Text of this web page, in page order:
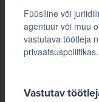
Füüsiline või
agentuur või muu
vastutava töötleja
privaatsuspoliitikas.
Vastutav